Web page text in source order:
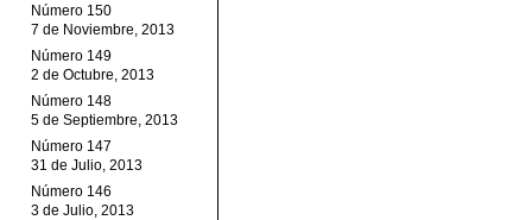
Número 150
7 de Noviembre, 2013
Número 149
2 de Octubre, 2013
Número 148
5 de Septiembre, 2013
Número 147
31 de Julio, 2013
Número 146
3 de Julio, 2013